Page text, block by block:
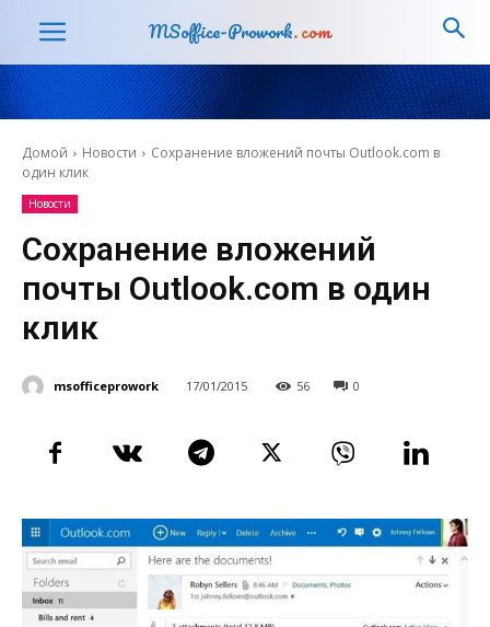
MSoffice-Prowork.com
Домой Новости
Сохранение вложений почты Outlook.com в
один клик
Новости
Сохранение вложений
почты Outlook.com в один
клик
msofficeprowork 17/01/2015 56 0